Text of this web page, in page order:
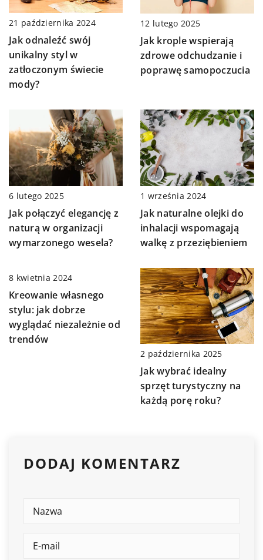
21 października 2024
Jak odnaleźć swój
unikalny styl w
zatłoczonym świecie
mody?
12 lutego 2025
Jak krople wspierają
zdrowe odchudzanie i
poprawę samopoczucia
6 lutego 2025
Jak połączyć elegancję z
naturą w organizacji
wymarzonego wesela?
1 września 2024
Jak naturalne olejki do
inhalacji wspomagają
walkę z przeziębieniem
8 kwietnia 2024
Kreowanie własnego
stylu: jak dobrze
wyglądać niezależnie od
trendów
2 października 2025
Jak wybrać idealny
sprzęt turystyczny na
każdą porę roku?
DODAJ KOMENTARZ